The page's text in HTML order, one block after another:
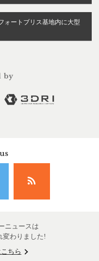
ォートブリス基地内に大型
by
ニュースは
変わりました!
ちら